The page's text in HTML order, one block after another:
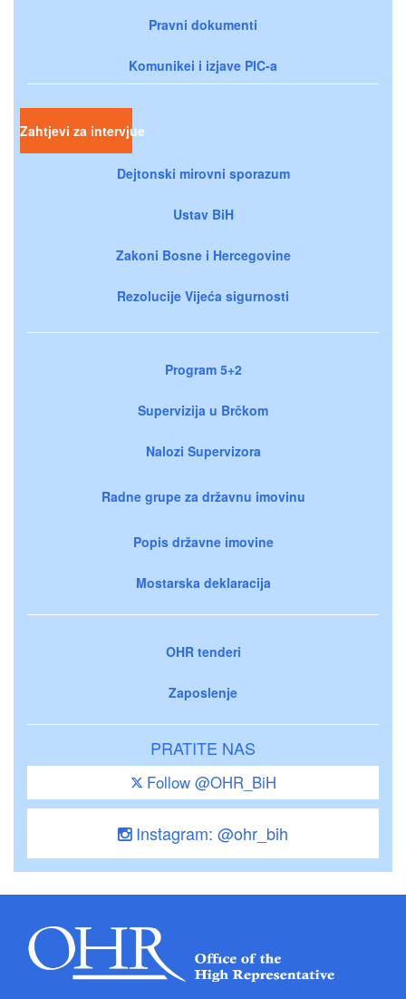
Pravni dokumenti
Komunikei i izjave PIC-a
Zahtjevi za intervjue
Dejtonski mirovni sporazum
Ustav BiH
Zakoni Bosne i Hercegovine
Rezolucije Vijeća sigurnosti
Program 5+2
Supervizija u Brčkom
Nalozi Supervizora
Radne grupe za državnu imovinu
Popis državne imovine
Mostarska deklaracija
OHR tenderi
Zaposlenje
PRATITE NAS
Follow @OHR_BiH
Instagram: @ohr_bih